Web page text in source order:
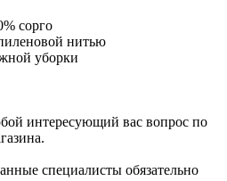
сорго
нитью
уборки
интересующий вас вопрос по
специалисты обязательно